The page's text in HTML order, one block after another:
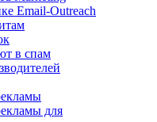
Email-Outreach
в спам
для